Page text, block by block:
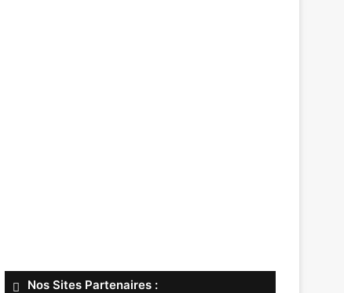
Nos Sites Partenaires :